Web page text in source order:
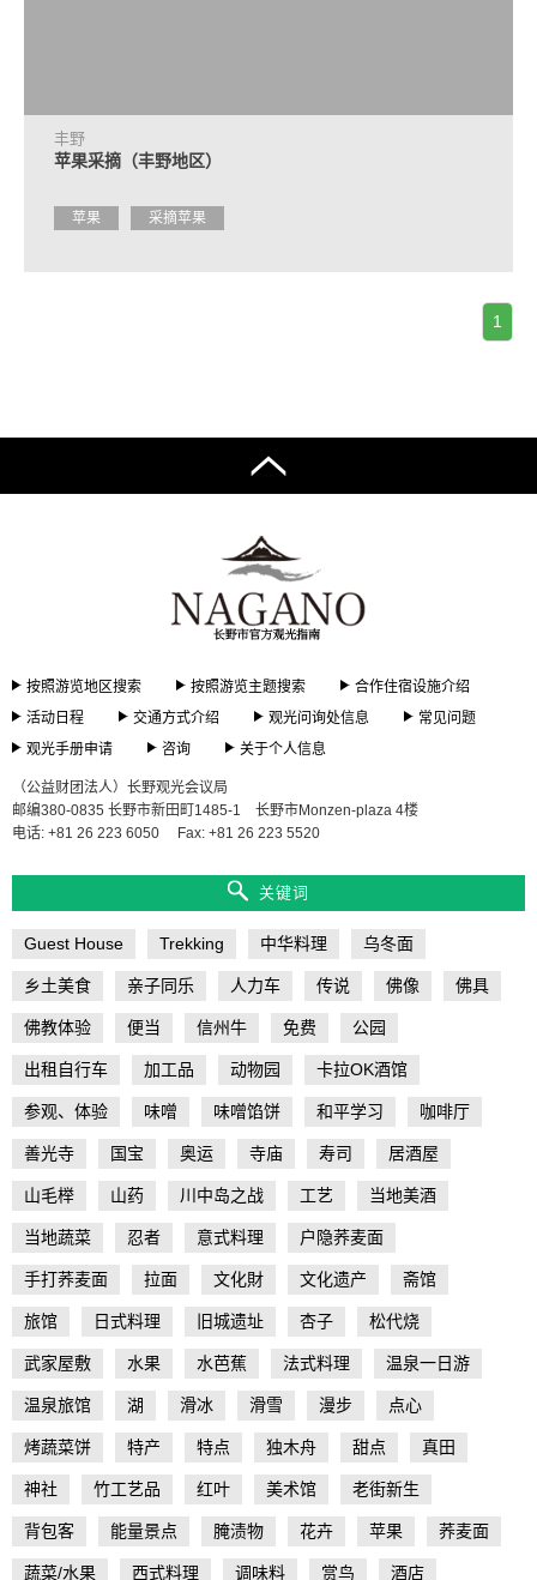
丰野
苹果采摘（丰野地区）
苹果 采摘苹果
1
按照游览地区搜索 按照游览主题搜索
合作住宿设施介绍
活动日程
交通方式介绍 观光问询处信息
常见问题
观光手册申请
咨询 关于个人信息
（公益财团法人）长野观光会议局
邮编380-0835 长野市新田町1485-1 长野市Monzen-plaza 4楼
电话: +81 26 223 6050
Fax: +81 26 223 5520
关键词
Guest House Trekking 中华料理 乌冬面
乡土美食 亲子同乐 人力车 传说 佛像 佛具
佛教体验 便当 信州牛 免费 公园
出租自行车 加工品 动物园 卡拉OK酒馆
参观、体验 味噌 味噌馅饼 和平学习 咖啡厅
善光寺 国宝 奥运 寺庙 寿司 居酒屋
山毛榉 山药 川中岛之战 工艺 当地美酒
当地蔬菜 忍者 意式料理 户隐荞麦面
手打荞麦面 拉面 文化財 文化遗产 斋馆
旅馆 日式料理 旧城遗址 杏子 松代烧
武家屋敷 水果 水芭蕉 法式料理 温泉一日游
温泉旅馆 湖 滑冰 滑雪 漫步 点心
烤蔬菜饼 特产 特点 独木舟 甜点 真田
神社 竹工艺品 红叶 美术馆 老街新生
背包客 能量景点 腌渍物 花卉 苹果 荞麦面
蔬菜/水果 西式料理 调味料 赏鸟 酒店